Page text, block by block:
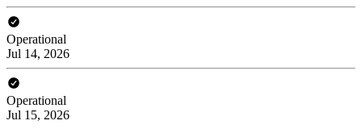
Operational
Jul 14, 2026
Operational
Jul 15, 2026